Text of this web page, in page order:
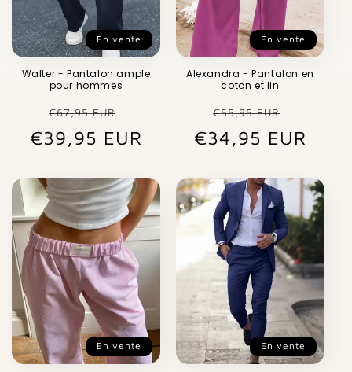
En vente
Walter - Pantalon ample
pour hommes
Prix
habituel
€67,95 EUR
promotionnel
€39,95 EUR
En vente
Alexandra - Pantalon en
coton et lin
Prix
habituel
€55,95 EUR
€34,95 EUR
En vente En vente